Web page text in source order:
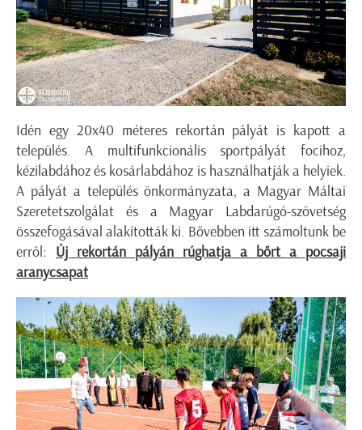
Idén egy 20x40 méteres rekortán pályát is kapott a
település. A multifunkcionális sportpályát focihoz,
kézilabdához és kosárlabdához is használhatják a helyiek.
A pályát a település önkormányzata, a Magyar Máltai
Szeretetszolgálat és a Magyar Labdarúgó-szövetség
összefogásával alakították ki. Bővebben itt számoltunk be
erről: Új rekortán pályán rúghatja a bőrt a pocsaji
aranycsapat